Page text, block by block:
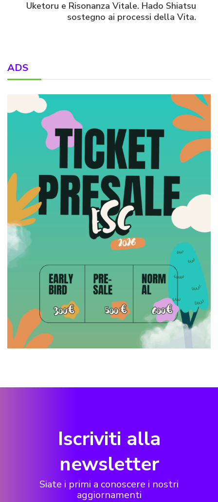
Uketoru e Risonanza Vitale. Hado Shiatsu
sostegno ai processi della Vita.
ADS
Iscriviti alla
newsletter
Siate i primi a conoscere i nostri
aggiornamenti